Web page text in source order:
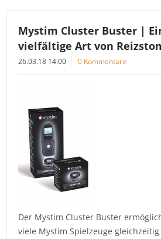
Mystim Cluster Buster |
vielfältige Art von
26.03.18 14:00 0 Kommentare
Der Mystim Cluster Buster
viele Mystim Spielzeuge